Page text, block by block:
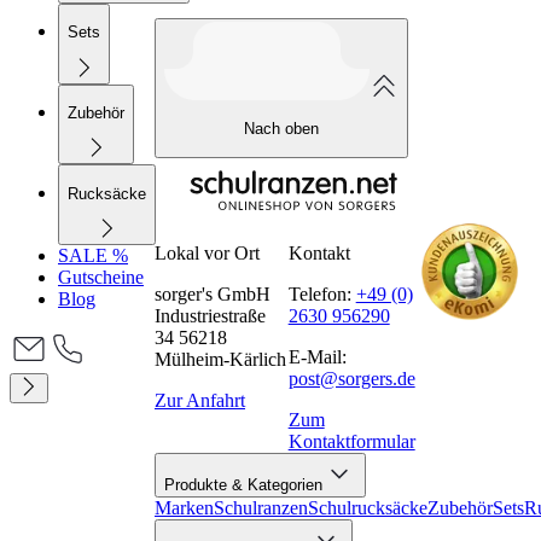
Sets
Zubehör
Rucksäcke
SALE %
Gutscheine
Blog
Nach oben
Lokal vor Ort
sorger's GmbH
Industriestraße
34 56218
Mülheim-Kärlich
Zur Anfahrt
Kontakt
Telefon: +49 (0)
2630 956290
E-Mail:
post@sorgers.de
Zum
Kontaktformular
Produkte & Kategorien
MarkenSchulranzenSchulrucksäckeZubehörSets